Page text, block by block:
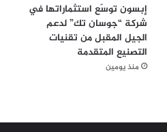
إبسون توسّع استثماراتها في
شركة “جوسان تك” لدعم
الجيل المقبل من تقنيات
التصنيع المتقدمة
منذ يومين